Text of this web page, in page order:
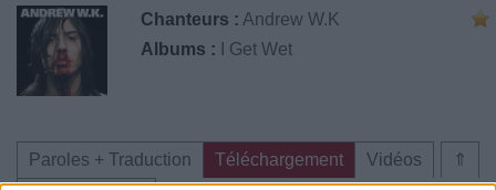
Chanteurs : Andrew W.K
Albums :
I Get Wet
⇑
Paroles + Traduction Téléchargement
Vidéos